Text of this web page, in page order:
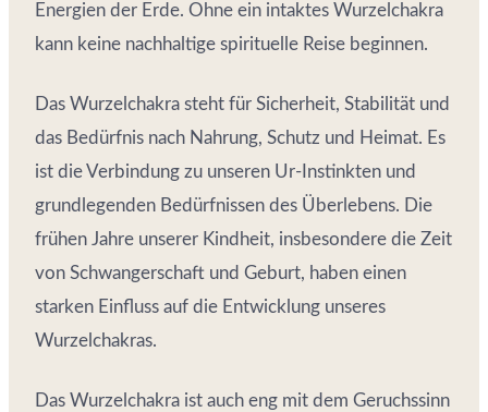
Energien der Erde. Ohne ein intaktes Wurzelchakra
kann keine nachhaltige spirituelle Reise beginnen.
Das Wurzelchakra steht für Sicherheit, Stabilität und
das Bedürfnis nach Nahrung, Schutz und Heimat. Es
ist die Verbindung zu unseren Ur-Instinkten und
grundlegenden Bedürfnissen des Überlebens. Die
frühen Jahre unserer Kindheit, insbesondere die Zeit
von Schwangerschaft und Geburt, haben einen
starken Einfluss auf die Entwicklung unseres
Wurzelchakras.
Das Wurzelchakra ist auch eng mit dem Geruchssinn